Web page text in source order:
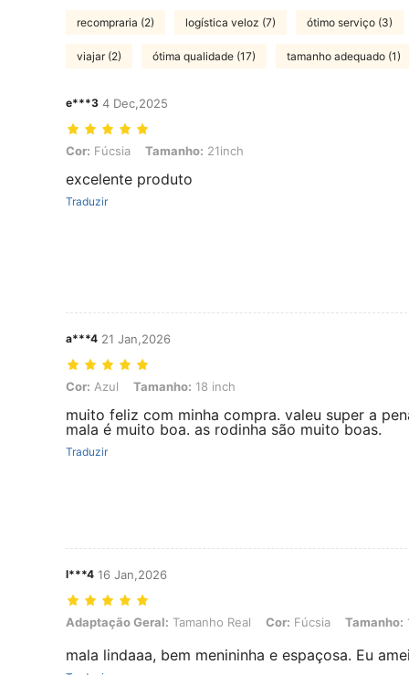
recompraria (2) logística veloz (7) ótimo serviço (3)
viajar (2) ótima qualidade (17) tamanho adequado (1)
e***3 4 Dec,2025
Cor: Fúcsia, Tamanho: 21inch
Cor: Fúcsia Tamanho: 21inch
excelente produto
Traduzir
a***4 21 Jan,2026
Cor: Azul, Tamanho: 18 inch
Cor: Azul Tamanho: 18 inch
muito feliz com minha compra. valeu super a
mala é muito boa. as rodinha são muito boas.
Traduzir
l***4 16 Jan,2026
Adaptação Geral: Tamanho Real, Cor: Fúcsia, Tamanho: 18 inch
Adaptação Geral: Tamanho Real Cor: Fúcsia Tamanho:
mala lindaaa, bem menininha e espaçosa. Eu